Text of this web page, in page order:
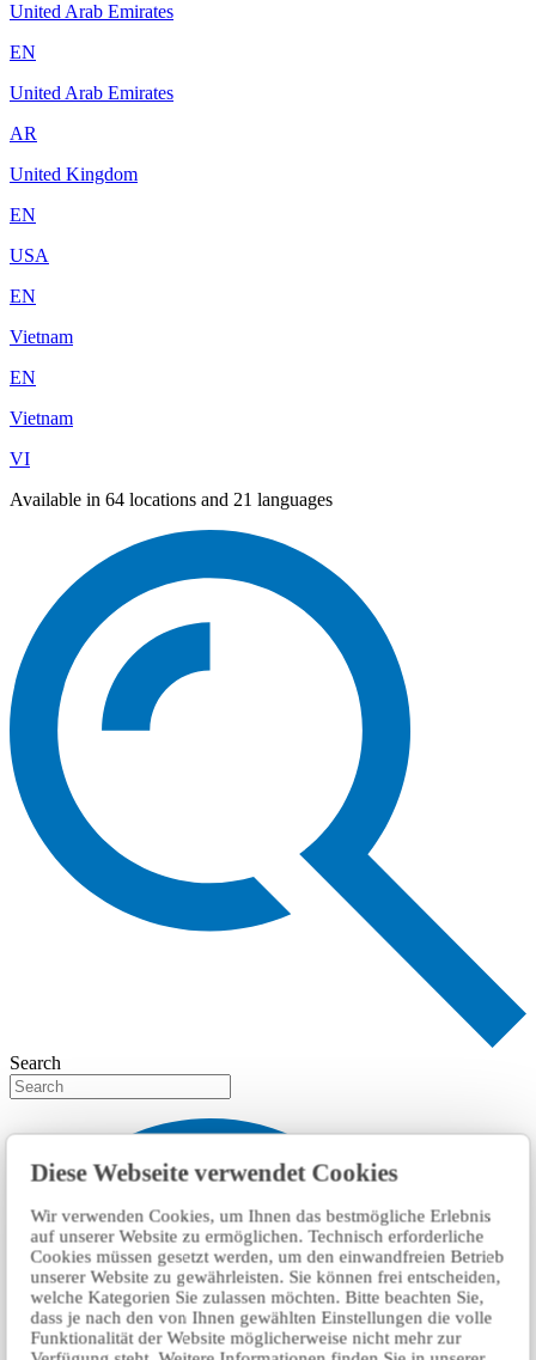
Diese Webseite verwendet Cookies
Wir verwenden Cookies, um Ihnen das bestmögliche Erlebnis
auf unserer Website zu ermöglichen. Technisch erforderliche
Cookies müssen gesetzt werden, um den einwandfreien Betrieb
unserer Website zu gewährleisten. Sie können frei entscheiden,
welche Kategorien Sie zulassen möchten. Bitte beachten Sie,
dass je nach den von Ihnen gewählten Einstellungen die volle
Funktionalität der Website möglicherweise nicht mehr zur
United Arab Emirates
EN
United Arab Emirates
AR
United Kingdom
EN
USA
EN
Vietnam
EN
Vietnam
VI
Available in 64 locations and 21 languages
Search